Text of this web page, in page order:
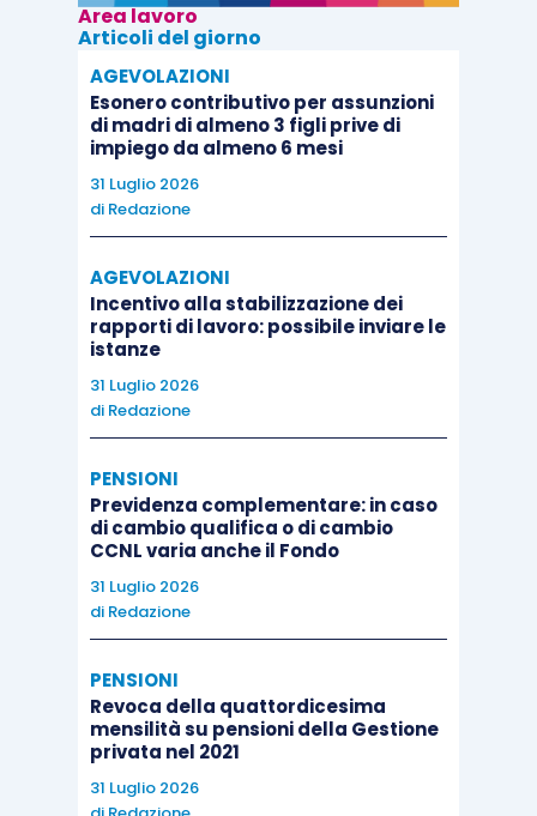
Area lavoro
Articoli del giorno
AGEVOLAZIONI
Esonero contributivo per assunzioni
di madri di almeno 3 figli prive di
impiego da almeno 6 mesi
31 Luglio 2026
di Redazione
AGEVOLAZIONI
Incentivo alla stabilizzazione dei
rapporti di lavoro: possibile inviare le
istanze
31 Luglio 2026
di Redazione
PENSIONI
Previdenza complementare: in caso
di cambio qualifica o di cambio
CCNL varia anche il Fondo
31 Luglio 2026
di Redazione
PENSIONI
Revoca della quattordicesima
mensilità su pensioni della Gestione
privata nel 2021
31 Luglio 2026